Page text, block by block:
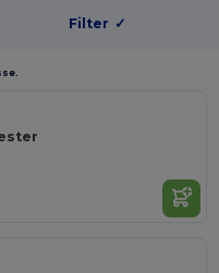
Filter ✓